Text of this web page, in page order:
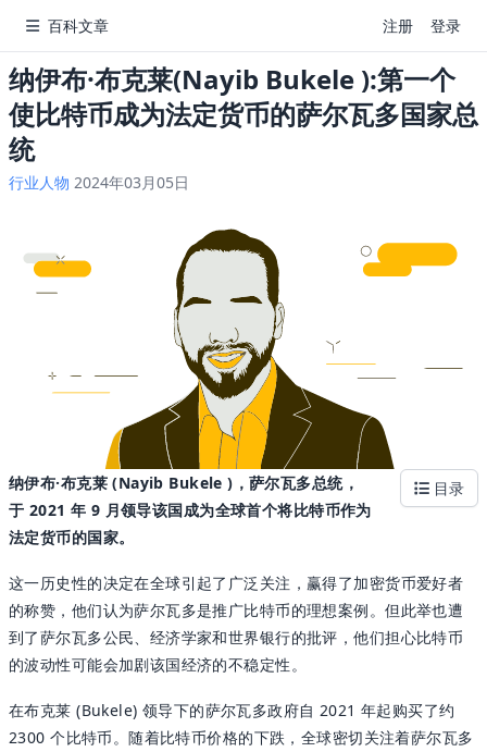
百科文章 注册 登录
纳伊布·布克莱(Nayib Bukele ):第一个
使比特币成为法定货币的萨尔瓦多国家总
统
行业人物 2024年03月05日
目录
纳伊布·布克莱 (Nayib Bukele )，萨尔瓦多总统，
于 2021 年 9 月领导该国成为全球首个将比特币作为
法定货币的国家。
这一历史性的决定在全球引起了广泛关注，赢得了加密货币爱好者
的称赞，他们认为萨尔瓦多是推广比特币的理想案例。但此举也遭
到了萨尔瓦多公民、经济学家和世界银行的批评，他们担心比特币
的波动性可能会加剧该国经济的不稳定性。
在布克莱 (Bukele) 领导下的萨尔瓦多政府自 2021 年起购买了约
2300 个比特币。随着比特币价格的下跌，全球密切关注着萨尔瓦多